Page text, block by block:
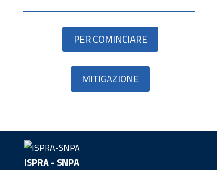
PER COMINCIARE
MITIGAZIONE
ISPRA - SNPA